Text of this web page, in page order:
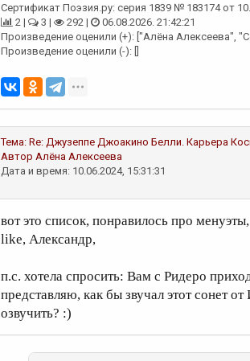
Сертификат Поэзия.ру: серия 1839 № 183174 от
2 |
3 | 292 |
06.08.2026. 21:42:21
Произведение оценили (+): ["Алёна Алексеева",
Произведение оценили (-): []
Тема: Re: Джузеппе Джоакино Белли. Карьера
Автор Алёна Алексеева
Дата и время: 10.06.2024, 15:31:31
вот это список, понравилось про
like, Александр,
п.с. хотела спросить: Вам с Ридеро
представляю, как бы звучал этот сонет
озвучить? :)